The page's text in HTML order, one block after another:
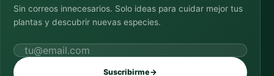
Sin correos innecesarios. Solo ideas para cuidar mejor tus
plantas y descubrir nuevas especies.
Correo electrónico
Suscribirme→